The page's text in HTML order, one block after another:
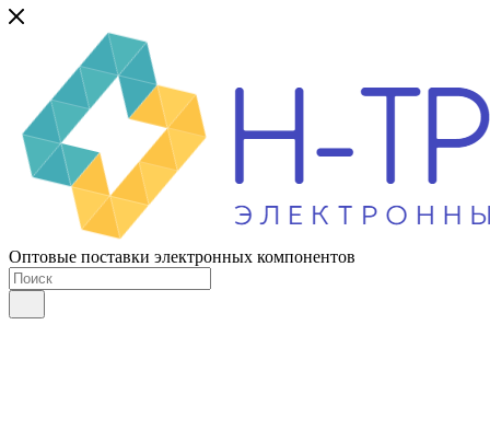
Оптовые поставки электронных компонентов